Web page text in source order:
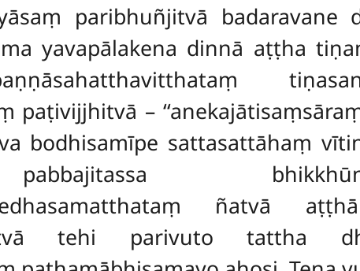
paribhuñjitvā badaravane
yavapālakena dinnā aṭṭha
paṭivijjhitvā –
bodhisamīpe sattasattāhaṃ
ñatvā
tehi parivuto tattha